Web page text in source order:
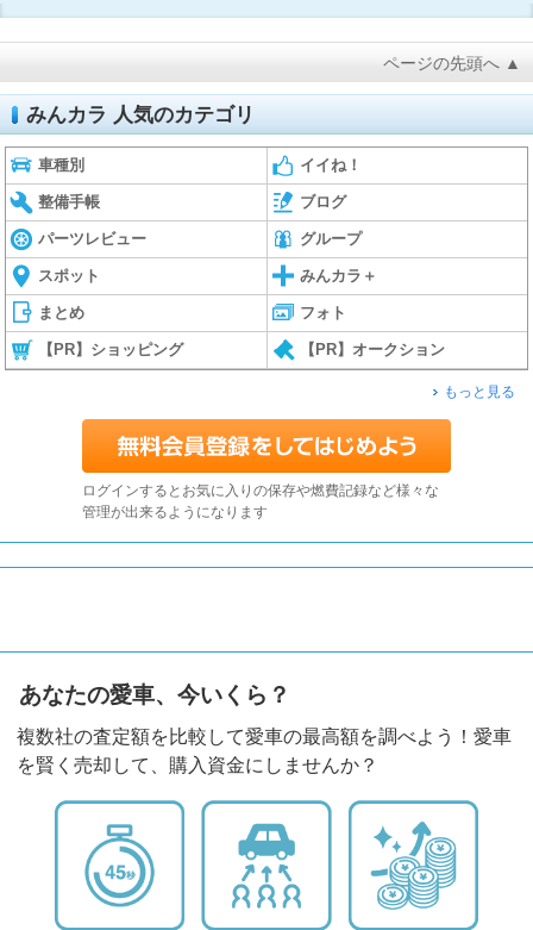
ページの先頭へ ▲
みんカラ 人気のカテゴリ
車種別 イイね！
整備手帳 ブログ
パーツレビュー グループ
スポット みんカラ＋
まとめ フォト
【PR】ショッピング 【PR】オークション
もっと見る
ログインするとお気に入りの保存や燃費記録など様々な
管理が出来るようになります
あなたの愛車、今いくら？
複数社の査定額を比較して愛車の最高額を調べよう！愛車
を賢く売却して、購入資金にしませんか？